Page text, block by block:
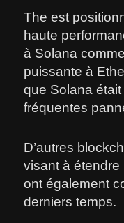
The est
haute
à Solana
puissante à
que Solana
fréquentes
D’autres
visant à étendre
ont également
derniers temps.